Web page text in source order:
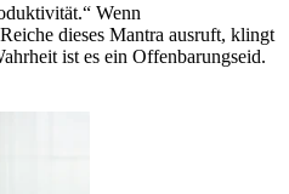
Wenn
dieses Mantra ausruft, klingt
ist es ein Offenbarungseid.